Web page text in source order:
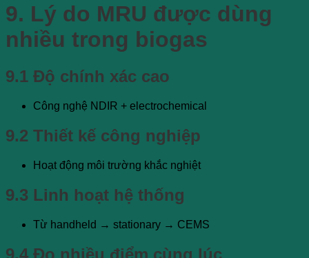
9. Lý do MRU được dùng
nhiều trong biogas
9.1 Độ chính xác cao
Công nghệ NDIR + electrochemical
9.2 Thiết kế công nghiệp
Hoạt động môi trường khắc nghiệt
9.3 Linh hoạt hệ thống
Từ handheld → stationary → CEMS
9.4 Đo nhiều điểm cùng lúc